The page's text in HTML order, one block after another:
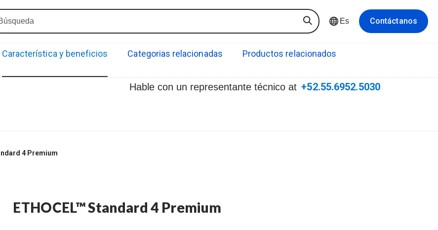
Es Contáctanos
Hable con un representante técnico at +52.55.6952.5030
4 Premium
ETHOCEL™ Standard 4 Premium
Característica y beneficios Categorias relacionadas Productos relacionados